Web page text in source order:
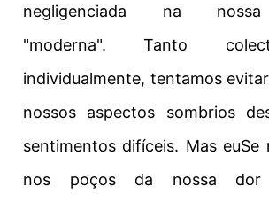
negligenciada na nossa
"moderna". Tanto
individualmente, tentamos
nossos aspectos sombrios
sentimentos difíceis. Mas euSe
nos poços da nossa